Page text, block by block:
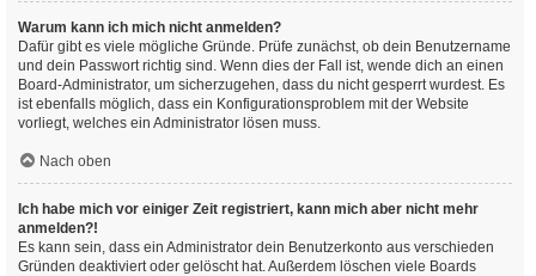
Warum kann ich mich nicht anmelden?
Dafür gibt es viele mögliche Gründe. Prüfe zunächst, ob dein Benutzername
und dein Passwort richtig sind. Wenn dies der Fall ist, wende dich an einen
Board-Administrator, um sicherzugehen, dass du nicht gesperrt wurdest. Es
ist ebenfalls möglich, dass ein Konfigurationsproblem mit der Website
vorliegt, welches ein Administrator lösen muss.
Nach oben
Ich habe mich vor einiger Zeit registriert, kann mich aber nicht mehr
anmelden?!
Es kann sein, dass ein Administrator dein Benutzerkonto aus verschieden
Gründen deaktiviert oder gelöscht hat. Außerdem löschen viele Boards